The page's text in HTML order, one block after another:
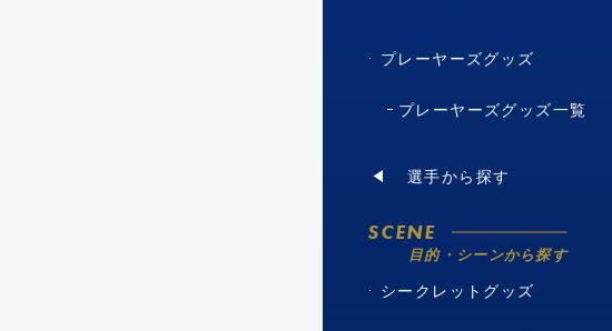
プレーヤーズグッズ
プレーヤーズグッズ一覧
選手から探す
SCENE
目的・シーンから探す
シークレットグッズ